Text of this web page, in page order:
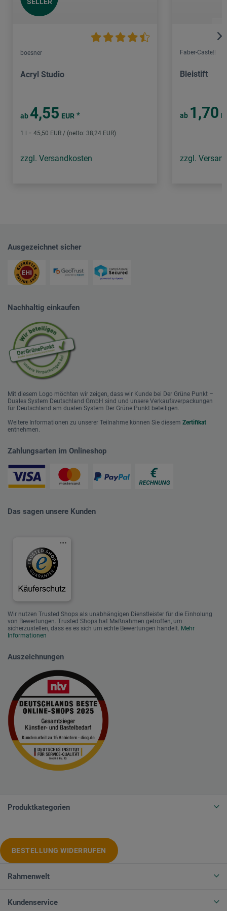
boesner
Acryl Studio
ab 4,55 EUR *
1 l = 45,50 EUR / (netto: 38,24 EUR)
zzgl. Versandkosten
Faber-Castell
Bleistift
ab 1,70
zzgl.
Ausgezeichnet sicher
Nachhaltig einkaufen
Mit diesem Logo möchten wir zeigen, dass wir Kunde bei Der Grüne Punkt –
Duales System Deutschland GmbH sind und unsere Verkaufsverpackungen
für Deutschland am dualen System Der Grüne Punkt beteiligen.
Weitere Informationen zu unserer Teilnahme können Sie diesem Zertifikat
entnehmen.
Zahlungsarten im Onlineshop
Das sagen unsere Kunden
Wir nutzen Trusted Shops als unabhängigen Dienstleister für die Einholung
von Bewertungen. Trusted Shops hat Maßnahmen getroffen, um
sicherzustellen, dass es es sich um echte Bewertungen handelt. Mehr
Informationen
Auszeichnungen
Produktkategorien
BESTELLUNG WIDERRUFEN
Rahmenwelt
Kundenservice